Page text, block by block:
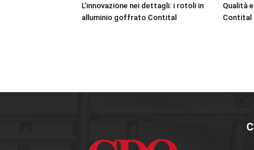
L’innovazione nei dettagli: i rotoli in
alluminio goffrato Contital
Qualità
Contital